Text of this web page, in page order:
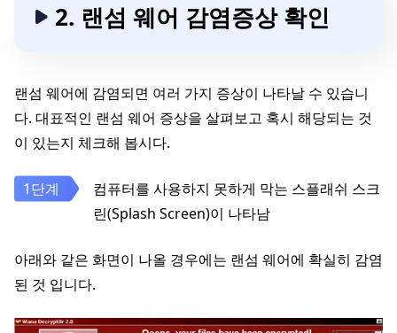
2. 랜섬 웨어 감염증상 확인
랜섬 웨어에 감염되면 여러 가지 증상이 나타날 수 있습니
다. 대표적인 랜섬 웨어 증상을 살펴보고 혹시 해당되는 것
이 있는지 체크해 봅시다.
컴퓨터를 사용하지 못하게 막는 스플래쉬 스크
린(Splash Screen)이 나타남
아래와 같은 화면이 나올 경우에는 랜섬 웨어에 확실히 감염
된 것 입니다.